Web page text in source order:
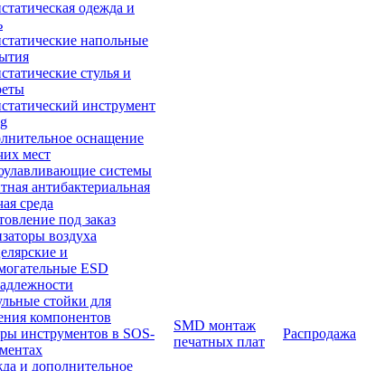
одежда и
напольные
стулья и
инструмент
оснащение
мест
системы
антибактериальная
среда
под заказ
воздуха
и
ESD
стойки для
компонентов
инструментов в SOS-
и дополнительное
SMD монтаж
печатных плат
Распродажа